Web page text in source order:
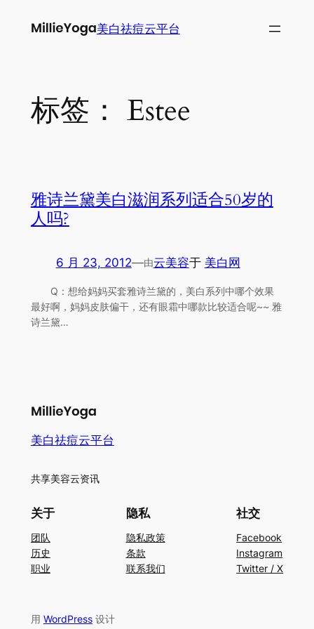
美白祛痘云平台
标签： Estee
雅诗兰黛美白滋润系列适合50岁的
人吗?
6 月 23, 2012—由云美容于 美白网
Q：想给妈妈买套雅诗兰黛的，美白系列中哪个效果
最好啊，妈妈皮肤偏干，还有眼霜中哪款比较适合呢~~ 雅
诗兰黛…
美白祛痘云平台
共享美容云资讯
关于
团队
历史
职业
隐私
隐私政策
条款
联系我们
社交
Facebook
Instagram
Twitter / X
用 WordPress设计